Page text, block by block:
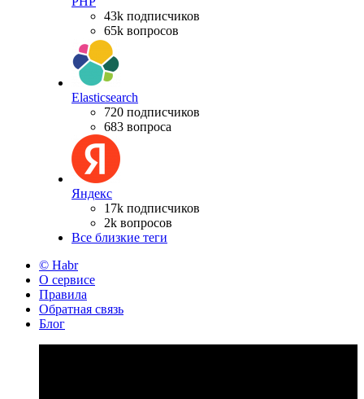
43k подписчиков
65k вопросов
Elasticsearch
720 подписчиков
683 вопроса
Яндекс
17k подписчиков
2k вопросов
Все близкие теги
© Habr
О сервисе
Правила
Обратная связь
Блог